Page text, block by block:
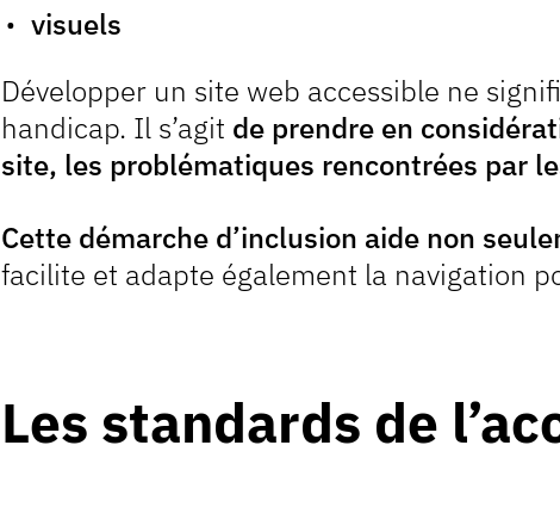
visuels
Développer un site web accessible ne
handicap. Il s’agit de prendre en
site, les problématiques rencontrées par
Cette démarche d’inclusion aide non
facilite et adapte également la navigation
Les standards de